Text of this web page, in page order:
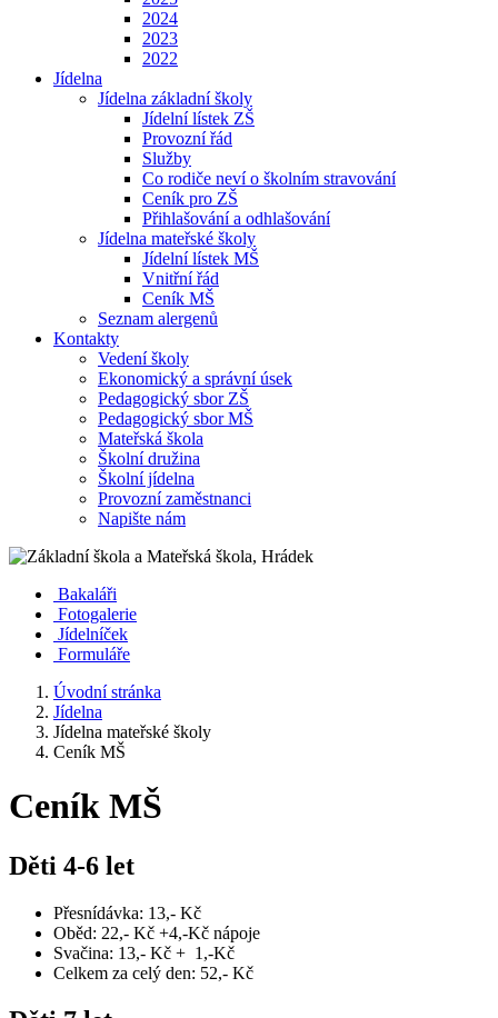
2024
2023
2022
Jídelna
Jídelna základní školy
Jídelní lístek ZŠ
Provozní řád
Služby
Co rodiče neví o školním stravování
Ceník pro ZŠ
Přihlašování a odhlašování
Jídelna mateřské školy
Jídelní lístek MŠ
Vnitřní řád
Ceník MŠ
Seznam alergenů
Kontakty
Vedení školy
Ekonomický a správní úsek
Pedagogický sbor ZŠ
Pedagogický sbor MŠ
Mateřská škola
Školní družina
Školní jídelna
Provozní zaměstnanci
Napište nám
Bakaláři
Fotogalerie
Jídelníček
Formuláře
Úvodní stránka
Jídelna
Jídelna mateřské školy
Ceník MŠ
Ceník MŠ
Děti 4-6 let
Přesnídávka: 13,- Kč
Oběd: 22,- Kč +4,-Kč nápoje
Svačina: 13,- Kč + 1,-Kč
Celkem za celý den: 52,- Kč